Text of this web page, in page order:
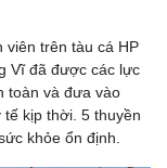
viên trên tàu cá HP
Vĩ đã được các lực
toàn và đưa vào
tế kịp thời. 5 thuyền
khỏe ổn định.